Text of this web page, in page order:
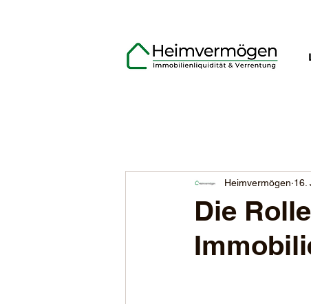
Die
Heimvermögen 16.